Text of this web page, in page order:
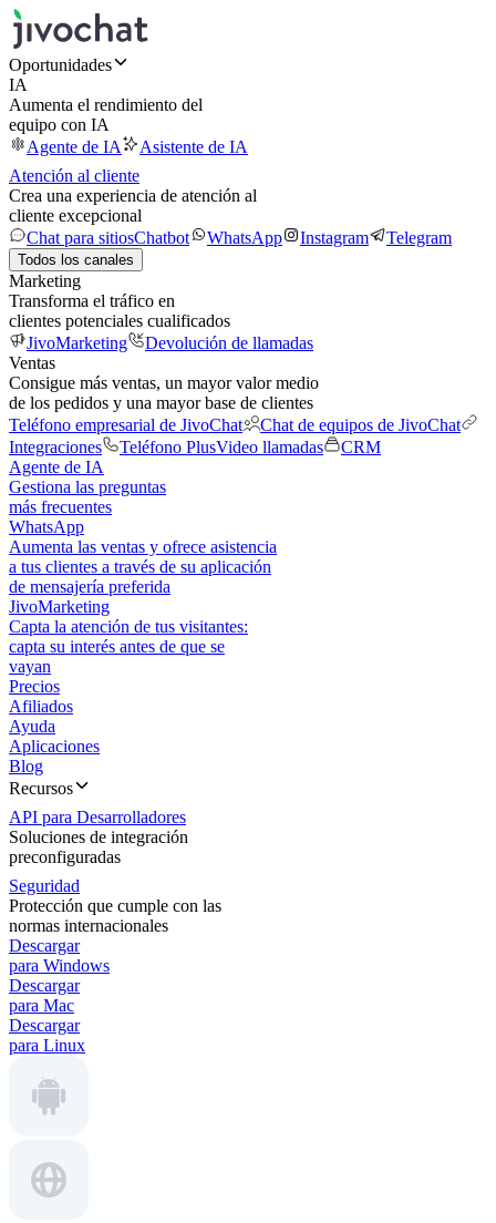
Oportunidades
IA
Aumenta el rendimiento del
equipo con IA
Agente de IA
Asistente de IA
Atención al cliente
Crea una experiencia de atención al
cliente excepcional
Chat para sitiosChatbot WhatsApp Instagram Telegram
Todos los canales
Marketing
Transforma el tráfico en
clientes potenciales cualificados
JivoMarketing
Devolución de llamadas
Ventas
Consigue más ventas, un mayor valor medio
de los pedidos y una mayor base de clientes
Teléfono empresarial de JivoChat
Chat de equipos de JivoChat
Integraciones
Teléfono PlusVideo llamadas
CRM
Agente de IA
Gestiona las preguntas
más frecuentes
WhatsApp
Aumenta las ventas y ofrece asistencia
a tus clientes a través de su aplicación
de mensajería preferida
JivoMarketing
Capta la atención de tus visitantes:
capta su interés antes de que se
vayan
Precios
Afiliados
Ayuda
Aplicaciones
Blog
Recursos
API para Desarrolladores
Soluciones de integración
preconfiguradas
Seguridad
Protección que cumple con las
normas internacionales
Descargar
para Windows
Descargar
para Mac
Descargar
para Linux